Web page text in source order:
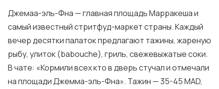
Джемаа-эль-Фна — главная площадь Марракеша и
самый известный стритфуд-маркет страны. Каждый
вечер десятки палаток предлагают тажины, жареную
рыбу, улиток (babouche), гриль, свежевыжатые соки.
В чате: «Кормили всех кто в дверь стучал и отмечали
на площади Джемма-эль-Фна». Тажин — 35-45 MAD,